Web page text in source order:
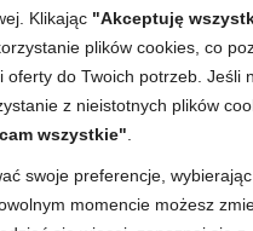
Klikając "Akceptuję
plików cookies, co
oferty do Twoich potrzeb. Jeśli
z nieistotnych plików
wszystkie"
swoje preferencje, wybierając
momencie możesz
25 lutego 2016 Odpowiedz
imbiru z paczki i